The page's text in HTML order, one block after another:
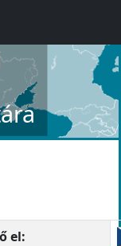
el: